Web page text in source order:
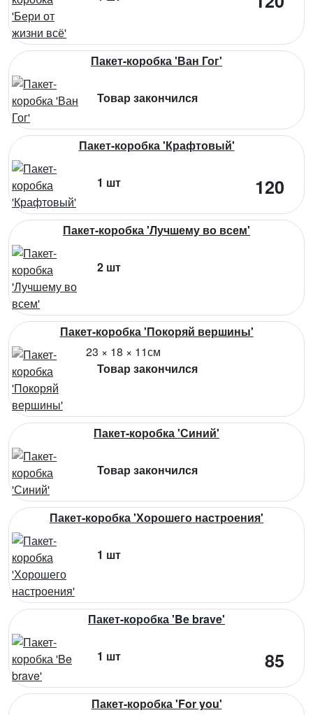
Пакет-коробка 'Ван Гог'
Товар закончился
Пакет-коробка 'Крафтовый'
1 шт 120
Пакет-коробка 'Лучшему во всем'
2 шт
Пакет-коробка 'Покоряй вершины'
23 × 18 × 11см
Товар закончился
Пакет-коробка 'Синий'
Товар закончился
Пакет-коробка 'Хорошего настроения'
1 шт
Пакет-коробка 'Be brave'
1 шт 85
Пакет-коробка 'For you'